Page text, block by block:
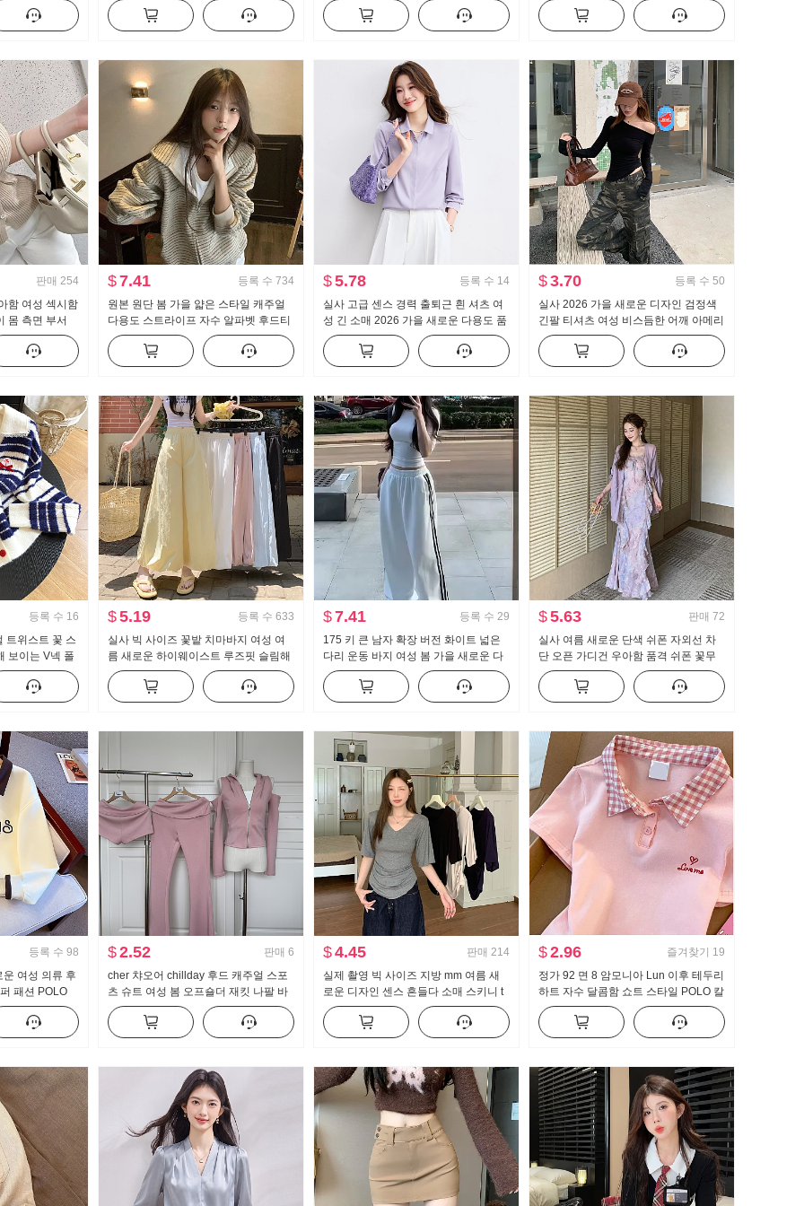
판매 254
함 여성 섹시함
몸 측면 부서
위
$7.41 등록 수 734
원본 원단 봄 가을 얇은 스타일 캐주얼
다용도 스트라이프 자수 알파벳 후드티
재킷
$5.78 등록 수 14
실사 고급 센스 경력 출퇴근 흰 셔츠 여
성 긴 소매 2026 가을 새로운 다용도 품
격 경력 셔츠
$3.70 등록 수 50
실사 2026 가을 새로운 디자인 검정색
긴팔 티셔츠 여성 비스듬한 어깨 아메리
칸 핫걸 오프숄더 오프숄더 맨위
등록 수 16
트위스트 꽃 스
보이는 V넥 폴
가디건
$5.19 등록 수 633
실사 빅 사이즈 꽃밭 치마바지 여성 여
름 새로운 하이웨이스트 루즈핏 슬림해
보이는 도루 센스 배기 바지 캐주얼 와
이드 레그 팬츠
$7.41 등록 수 29
175 키 큰 남자 확장 버전 화이트 넓은
다리 운동 바지 여성 봄 가을 새로운 다
용도 스트라이프 캐주얼 바닥 청소 바지
$5.63 판매 72
실사 여름 새로운 단색 쉬폰 자외선 차
단 오픈 가디건 우아함 품격 쉬폰 꽃무
늬 여성 드레스 투피스 세트
등록 수 98
여성 의류 후
패션 POLO
해 보이는
$2.52 판매 6
cher 챠오어 chillday 후드 캐주얼 스포
츠 슈트 여성 봄 오프숄더 재킷 나팔 바
지 3종 세트
$4.45 판매 214
실제 촬영 빅 사이즈 지방 mm 여름 새
로운 디자인 센스 흔들다 소매 스키니 t
캐주얼 슬림해 보이는 몸매 가꾸기 만나
는 맨위
$2.96 즐겨찾기 19
정가 92 면 8 암모니아 Lun 이후 테두리
하트 자수 달콤함 쇼트 스타일 POLO 칼
라 티셔츠 몸매 가꾸기 작은 키 트렌디